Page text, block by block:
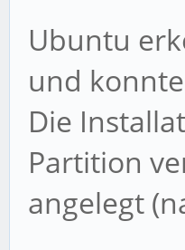
Ubuntu
und
Die
Partition
angelegt